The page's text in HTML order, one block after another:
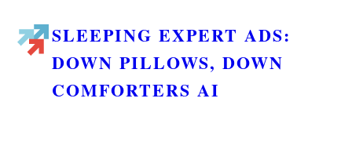
SLEEPING EXPERT ADS:
DOWN PILLOWS, DOWN
COMFORTERS AI